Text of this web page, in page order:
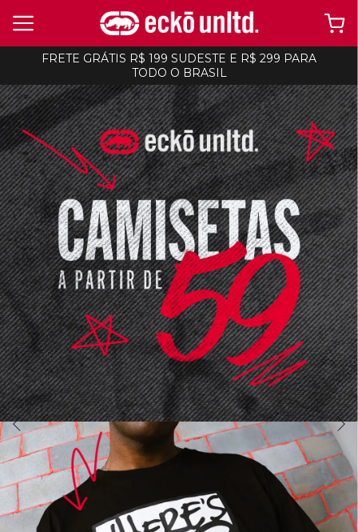
FRETE GRÁTIS R$ 199 SUDESTE E R$ 299 PARA
TODO O BRASIL